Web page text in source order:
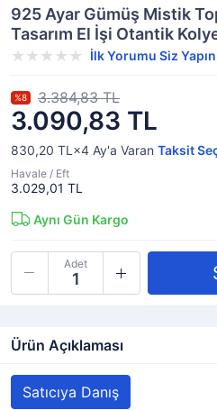
925 Ayar Gümüş Mistik
Tasarım El İşi Otantik
İlk Yorumu Siz Yapın
3.090,83 TL
%8 3.384,83 TL
830,20 TL×4 Ay'a Varan Taksit
Havale / Eft
3.029,01 TL
Aynı Gün Kargo
Adet
Ürün Açıklaması
Satıcıya Danış